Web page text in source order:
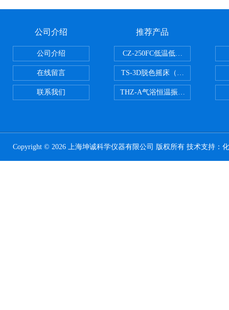
公司介绍
公司介绍
在线留言
联系我们
推荐产品
CZ-250FC低温低湿种子储藏柜
TS-3D脱色摇床（三维运动）
THZ-A气浴恒温振荡器
Copyright © 2026 上海坤诚科学仪器有限公司 版权所有 技术支持：